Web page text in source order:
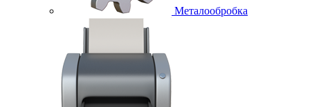
Металообробка